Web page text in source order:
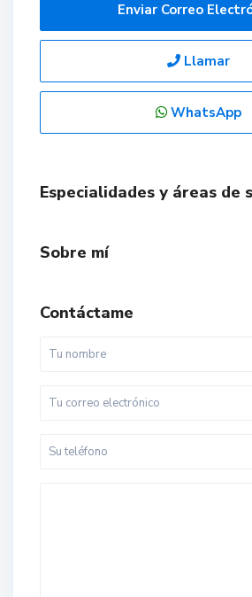
Enviar Correo
Llamar
WhatsApp
Especialidades y áreas de
Sobre mí
Contáctame